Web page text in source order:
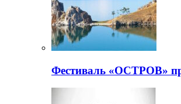
Фестиваль «ОСТРОВ»